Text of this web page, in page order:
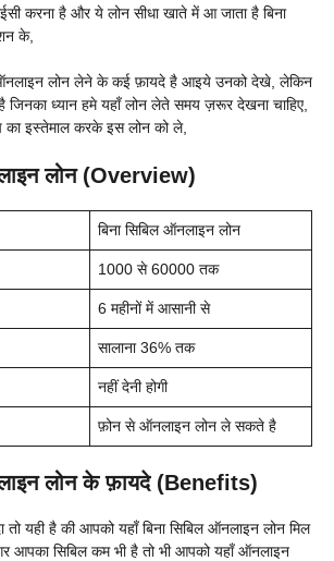
करना है और ये लोन सीधा खाते में आ जाता है बिना
के,
ऑनलाइन लोन लेने के कई फ़ायदे है आइये उनको देखे, लेकिन
जिनका ध्यान हमे यहाँ लोन लेते समय ज़रूर देखना चाहिए,
इस्तेमाल करके इस लोन को ले,
लोन (Overview)
बिना सिबिल ऑनलाइन लोन
1000 से 60000 तक
6 महीनों में आसानी से
सालाना 36% तक
नहीं देनी होगी
फ़ोन से ऑनलाइन लोन ले सकते है
लोन के फ़ायदे (Benefits)
तो यही है की आपको यहाँ बिना सिबिल ऑनलाइन लोन मिल
आपका सिबिल कम भी है तो भी आपको यहाँ ऑनलाइन